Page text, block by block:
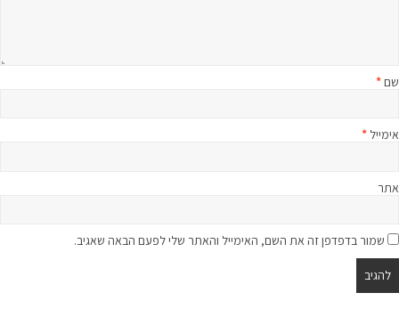
שם*
אימייל *
אתר
שמור בדפדפן זה את השם, האימייל והאתר שלי לפעם הבאה שאגיב.